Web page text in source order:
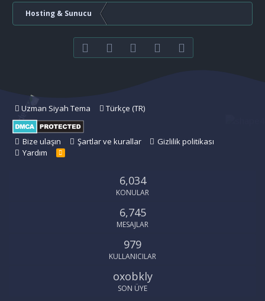
Hosting & Sunucu
FacebookTwitter youtubeBize ulaşın
Uzman Siyah Tema Türkçe (TR)
Bize ulaşın Şartlar ve kurallar
Gizlilik politikası
Yardım
R
6,034
KONULAR
6,745
MESAJLAR
979
KULLANICILAR
oxobkly
SON ÜYE